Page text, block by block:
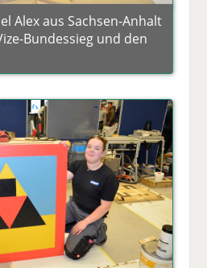
Alex aus Sachsen-Anhalt
Bundessieg und den